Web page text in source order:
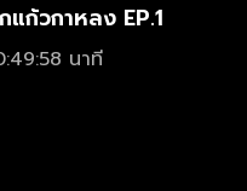
แก้วกาหลง EP.1
นาที